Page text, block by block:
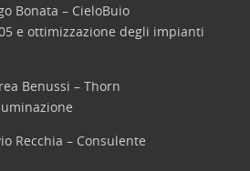
Bonata – CieloBuio
e ottimizzazione degli impianti
Benussi – Thorn
Recchia – Consulente